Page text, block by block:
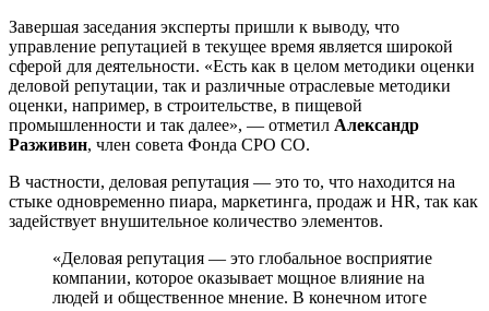
Завершая заседания эксперты пришли к выводу, что
управление репутацией в текущее время является широкой
сферой для деятельности. «Есть как в целом методики оценки
деловой репутации, так и различные отраслевые методики
оценки, например, в строительстве, в пищевой
промышленности и так далее», ― отметил Александр
Разживин, член совета Фонда СРО СО.
В частности, деловая репутация ― это то, что находится на
стыке одновременно пиара, маркетинга, продаж и HR, так как
задействует внушительное количество элементов.
«Деловая репутация — это глобальное восприятие
компании, которое оказывает мощное влияние на
людей и общественное мнение. В конечном итоге